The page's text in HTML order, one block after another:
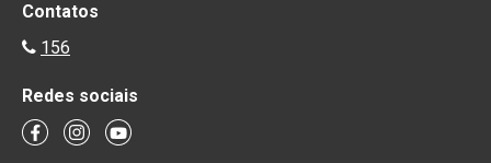
Contatos
156
Redes sociais